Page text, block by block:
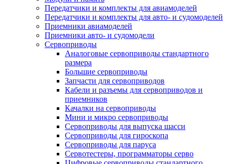
Передатчики и комплекты для авиамоделей
Передатчики и комплекты для авто- и судомоделей
Приемники авиамоделей
Приемники авто- и судомодели
Сервоприводы
Аналоговые сервоприводы стандартного
размера
Большие сервоприводы
Запчасти для сервоприводов
Кабели и разъемы для сервоприводов и
приемников
Качалки на сервоприводы
Мини и микро сервоприводы
Сервоприводы для выпуска шасси
Сервоприводы для гироскопа
Сервоприводы для паруса
Сервотестеры, программаторы серво